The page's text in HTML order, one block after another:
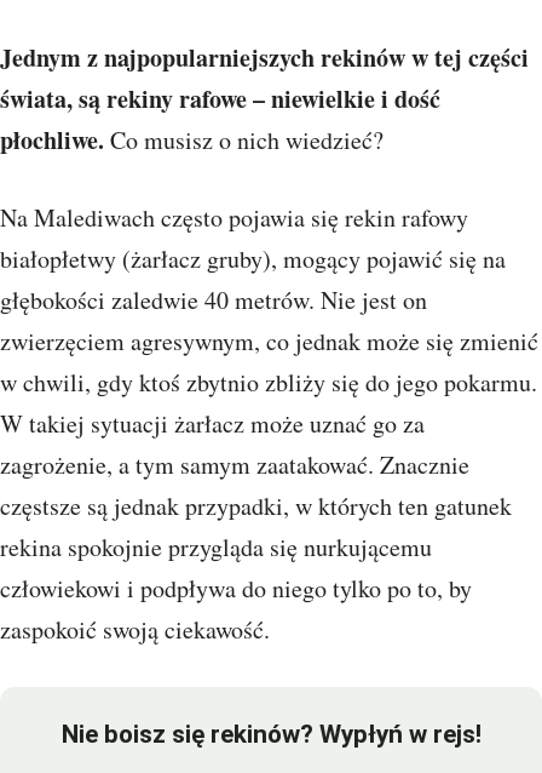
Jednym z najpopularniejszych rekinów w tej części
świata, są rekiny rafowe – niewielkie i dość
płochliwe. Co musisz o nich wiedzieć?
Na Malediwach często pojawia się rekin rafowy
białopłetwy (żarłacz gruby), mogący pojawić się na
głębokości zaledwie 40 metrów. Nie jest on
zwierzęciem agresywnym, co jednak może się zmienić
w chwili, gdy ktoś zbytnio zbliży się do jego pokarmu.
W takiej sytuacji żarłacz może uznać go za
zagrożenie, a tym samym zaatakować. Znacznie
częstsze są jednak przypadki, w których ten gatunek
rekina spokojnie przygląda się nurkującemu
człowiekowi i podpływa do niego tylko po to, by
zaspokoić swoją ciekawość.
Nie boisz się rekinów? Wypłyń w rejs!